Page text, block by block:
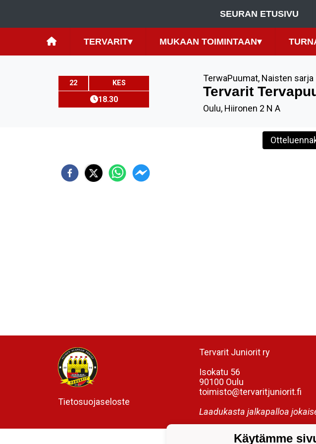
SEURAN ETUSIVU
TERVARIT▾ MUKAAN TOIMINTAAN▾
22 KES
18.30
TerwaPuumat, Naisten sarja
Tervarit
Oulu, Hiironen 2 N A
Tietosuojaseloste
Tervarit Juniorit ry
Isokatu 56
90100 Oulu
toimisto@tervaritjuniorit.fi
Laadukasta jalkapalloa
Käytämme